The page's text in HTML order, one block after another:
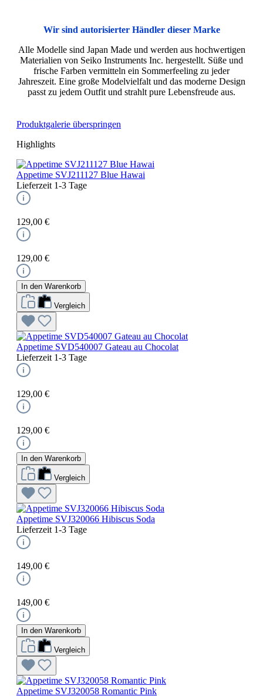
Wir sind autorisierter Händler dieser Marke
Alle Modelle sind Japan Made und werden aus hochwertigen
Materialien von Seiko Instruments Inc. hergestellt. Süße und
frische Farben vermitteln ein Sommerfeeling zu jeder
Jahreszeit. Eine große Modelvielfalt und das moderne Design
passt zu jedem Outfit und strahlt pure Lebensfreude aus.
Produktgalerie überspringen
Highlights
Appetime SVJ211127 Blue Hawai
Lieferzeit 1-3 Tage
129,00 €
129,00 €
In den Warenkorb
Vergleich
Appetime SVD540007 Gateau au Chocolat
Lieferzeit 1-3 Tage
129,00 €
129,00 €
In den Warenkorb
Vergleich
Appetime SVJ320066 Hibiscus Soda
Lieferzeit 1-3 Tage
149,00 €
149,00 €
In den Warenkorb
Vergleich
Appetime SVJ320058 Romantic Pink